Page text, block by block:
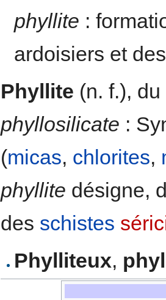
phyllite :
ardoisiers et
Phyllite (n. f.),
phyllosilicate :
(micas, chlorites,
phyllite désigne,
des schistes
Phylliteux,